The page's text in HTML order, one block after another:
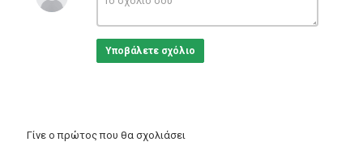
Eng Films
Υποβάλετε σχόλιο
Γίνε ο πρώτος που θα σχολιάσει